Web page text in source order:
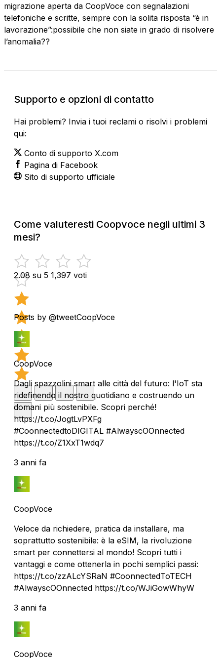
migrazione aperta da CoopVoce con segnalazioni
telefoniche e scritte, sempre con la solita risposta “è in
lavorazione”:possibile che non siate in grado di risolvere
l’anomalia??
Supporto e opzioni di contatto
Hai problemi? Invia i tuoi reclami o risolvi i problemi
qui:
Conto di supporto X.com
Pagina di Facebook
Sito di supporto ufficiale
Come valuteresti Coopvoce negli ultimi 3
mesi?
2.08 su 5 1,397 voti
Posts by @tweetCoopVoce
CoopVoce
Dagli spazzolini smart alle città del futuro: l'IoT sta
ridefinendo il nostro quotidiano e costruendo un
domani più sostenibile. Scopri perché!
https://t.co/JogtLvPXFg
#CoonnectedtoDIGITAL #AlwayscOOnnected
https://t.co/Z1XxT1wdq7
3 anni fa
CoopVoce
Veloce da richiedere, pratica da installare, ma
soprattutto sostenibile: è la eSIM, la rivoluzione
smart per connettersi al mondo! Scopri tutti i
vantaggi e come ottenerla in pochi semplici passi:
https://t.co/zzALcYSRaN #CoonnectedToTECH
#AlwayscOOnnected https://t.co/WJiGowWhyW
3 anni fa
CoopVoce